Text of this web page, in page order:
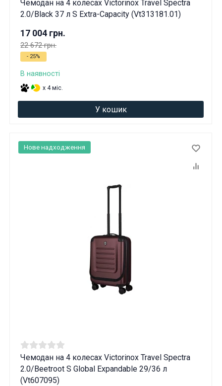
Чемодан на 4 колесах Victorinox Travel Spectra
2.0/Black 37 л S Extra-Capacity (Vt313181.01)
17 004 грн.
22 672 грн.
- 25%
В наявності
x 4 міс.
У кошик
Чемодан на 4 колесах Victorinox Travel Spectra
2.0/Beetroot S Global Expandable 29/36 л
(Vt607095)
Нове надходження
Вам виповнилося 18 років?